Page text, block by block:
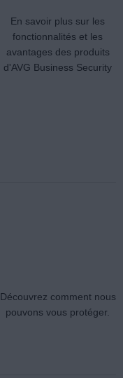
En savoir plus sur les
fonctionnalités et les
avantages des produits
d'AVG Business Security
Découvrez comment nous
pouvons vous protéger.